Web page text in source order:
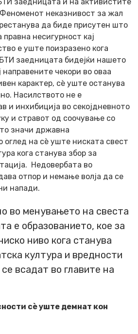
неказнивост за жал
да биде присутен што
несигурност кај
е уште поизразено кога
заедницата бидејќи нашето
направените чекори во оваа
карактер, сè уште останува
Насилството не е
и инхибиција во секојдневното
и стравот од соочување со
значи државна
оглед на сè уште ниската свест
кога станува збор за
Недовербата во
отпор и немање волја да се
напади.
во менувањето на свеста
е образованието, кое за
ниво кога станува
култура и вредности
всадат во главите на
сè уште демнат кон